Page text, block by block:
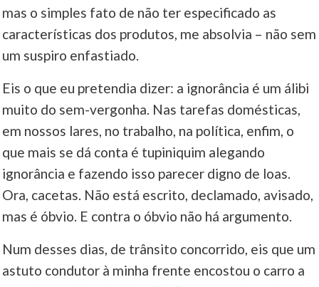
mas o simples fato de não ter especificado as
características dos produtos, me absolvia – não sem
um suspiro enfastiado.
Eis o que eu pretendia dizer: a ignorância é um álibi
muito do sem-vergonha. Nas tarefas domésticas,
em nossos lares, no trabalho, na política, enfim, o
que mais se dá conta é tupiniquim alegando
ignorância e fazendo isso parecer digno de loas.
Ora, cacetas. Não está escrito, declamado, avisado,
mas é óbvio. E contra o óbvio não há argumento.
Num desses dias, de trânsito concorrido, eis que um
astuto condutor à minha frente encostou o carro a